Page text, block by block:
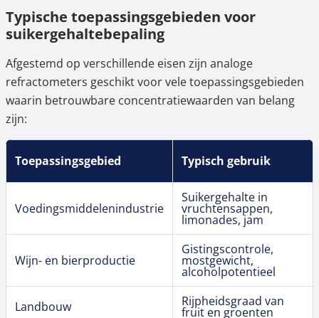
Typische toepassingsgebieden voor
suikergehaltebepaling
Afgestemd op verschillende eisen zijn analoge
refractometers geschikt voor vele toepassingsgebieden
waarin betrouwbare concentratiewaarden van belang
zijn:
Toepassingsgebied Typisch gebruik
Voedingsmiddelenindustrie
Suikergehalte in
vruchtensappen,
limonades, jam
Wijn- en bierproductie
Gistingscontrole,
mostgewicht,
alcoholpotentieel
Landbouw Rijpheidsgraad van
fruit en groenten